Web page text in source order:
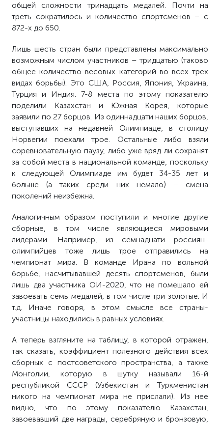
общей сложности тринадцать медалей. Почти на
треть сократилось и количество спортсменов – с
872-х до 650.
Лишь шесть стран были представлены максимально
возможным числом участников – тридцатью (таково
общее количество весовых категорий во всех трех
видах борьбы). Это США, Россия, Япония, Украина,
Турция и Индия. 7-8 места по этому показателю
поделили Казахстан и Южная Корея, которые
заявили по 27 борцов. Из одиннадцати наших борцов,
выступавших на недавней Олимпиаде, в столицу
Норвегии поехали трое. Остальные либо взяли
соревновательную паузу, либо уже вряд ли сохранят
за собой места в национальной команде, поскольку
к следующей Олимпиаде им будет 34-35 лет и
больше (а таких среди них немало) – смена
поколений неизбежна.
Аналогичным образом поступили и многие другие
сборные, в том числе являющиеся мировыми
лидерами. Например, из семнадцати россиян-
олимпийцевтоже лишь трое отправились на
чемпионат мира. В команде Ирана по вольной
борьбе, насчитывавшей десять спортсменов, были
лишь два участника ОИ-2020, что не помешало ей
завоевать семь медалей, в том числе три золотые. И
т.д. Иначе говоря, в этом смысле все страны-
участницы находились в равных условиях.
А теперь взгляните на таблицу, в которой отражен,
так сказать, коэффициент полезного действия всех
сборных с постсоветского пространства, а также
Монголии, которую в шутку называли 16-й
республикой СССР (Узбекистан и Туркменистан
никого на чемпионат мира не прислали). Из нее
видно, что по этому показателю Казахстан,
завоевавший две награды, серебряную и бронзовую,